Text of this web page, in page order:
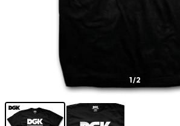
1/2